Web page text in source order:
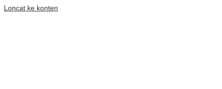
Loncat ke konten